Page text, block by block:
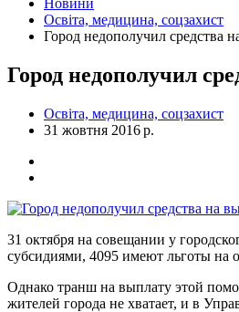
Новини
Освіта, медицина, соцзахист
Город недополучил средства
Город недополучил
Освіта, медицина, соцзахист
31 жовтня 2016 р.
31 октября на совещании у
субсидиями, 4095 имеют льготы на
Однако транш на выплату этой
жителей города не хватает, и в